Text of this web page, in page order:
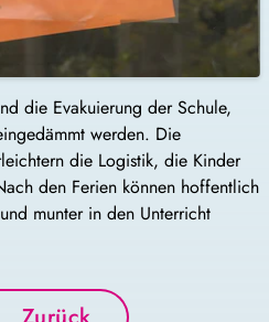
die Evakuierung der Schule,
werden. Die
die Logistik, die Kinder
den Ferien können hoffentlich
munter in den Unterricht